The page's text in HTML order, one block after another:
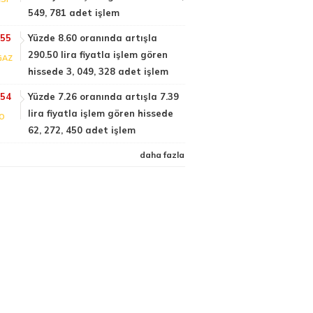
549, 781 adet işlem
Yüzde 8.60 oranında artışla
290.50 lira fiyatla işlem gören
hissede 3, 049, 328 adet işlem
Yüzde 7.26 oranında artışla 7.39
lira fiyatla işlem gören hissede
62, 272, 450 adet işlem
daha fazla